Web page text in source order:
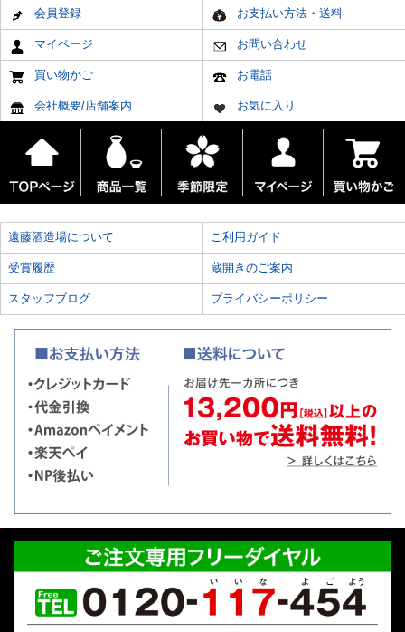
会員登録 お支払い方法・送料
マイページ お問い合わせ
買い物かご お電話
会社概要/店舗案内 お気に入り
遠藤酒造場について ご利用ガイド
受賞履歴 蔵開きのご案内
スタッフブログ プライバシーポリシー